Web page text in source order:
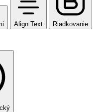
Align Text Riadkovanie